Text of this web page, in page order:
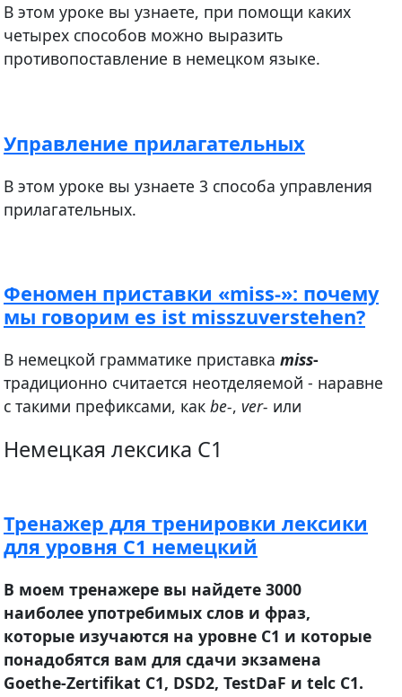
В этом уроке вы узнаете, при помощи каких
четырех способов можно выразить
противопоставление в немецком языке.
Управление прилагательных
В этом уроке вы узнаете 3 способа управления
прилагательных.
Феномен приставки «miss-»: почему
мы говорим es ist misszuverstehen?
В немецкой грамматике приставка miss-
традиционно считается неотделяемой - наравне
с такими префиксами, как be-, ver- или
Немецкая лексика C1
Тренажер для тренировки лексики
для уровня С1 немецкий
В моем тренажере вы найдете 3000
наиболее употребимых слов и фраз,
которые изучаются на уровне С1 и которые
понадобятся вам для сдачи экзамена
Goethe-Zertifikat С1, DSD2, TestDaF и telc C1.